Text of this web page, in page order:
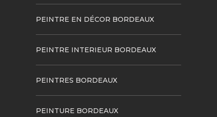
PEINTRE EN DÉCOR BORDEAUX
PEINTRE INTERIEUR BORDEAUX
PEINTRES BORDEAUX
PEINTURE BORDEAUX